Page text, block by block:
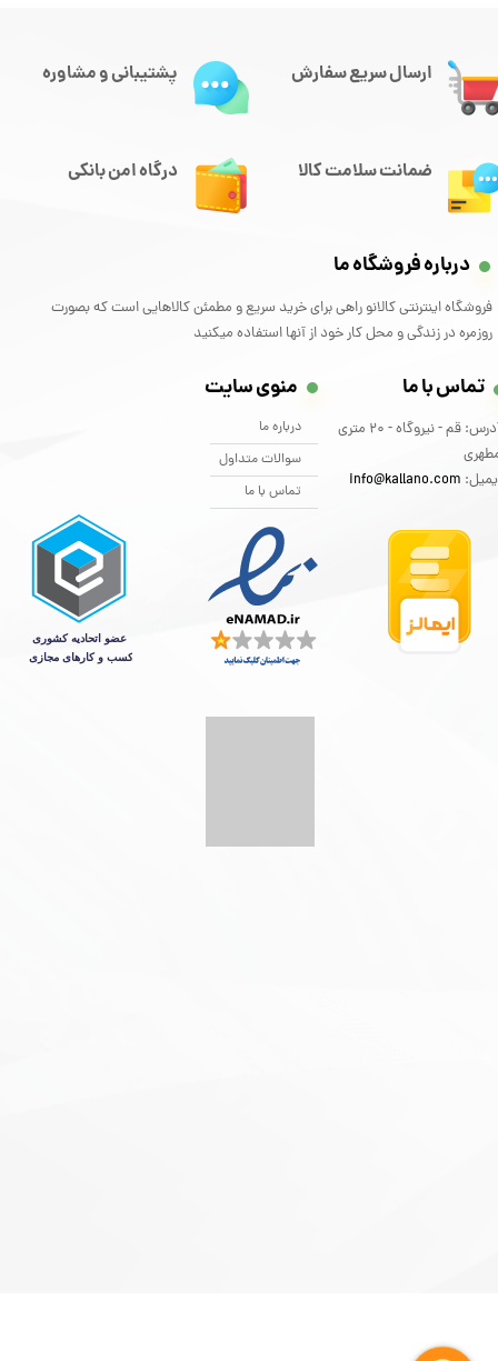
ارسال سریع سفارش
درگاه امن بانکی
پشتیبانی و مشاوره
ضمانت سلامت کالا
درباره فروشگاه ما
فروشگاه اینترنتی کالانو راهی برای خرید سریع و مطمئن کالاهایی است که بصورت
روزمره در زندگی و محل کار خود از آنها استفاده میکنید
تماس با ما
آدرس: قم - نیروگاه - 20 متری
info@kallano.com​​​​​​​
منوی سایت
درباره ما
سوالات متداول
تماس با ما